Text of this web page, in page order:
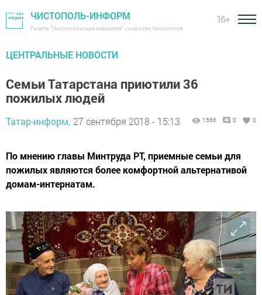
ЧИСТОПОЛЬ-ИНФОРМ
Газета "Чистопольские известия" - новости Чистополя
16+
ЦЕНТРАЛЬНЫЕ НОВОСТИ
Семьи Татарстана приютили 36
пожилых людей
Татар-информ, 27 сентября 2018 - 15:13 1566 0 0
По мнению главы Минтруда РТ, приемные семьи для
пожилых являются более комфортной альтернативой
домам-интернатам.